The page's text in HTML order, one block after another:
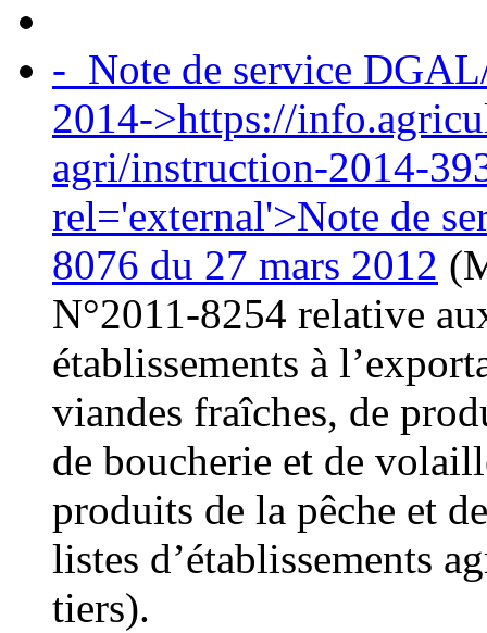
- Note de service
2014->https://
agri/instruction-2014-
rel='external'>Note de
8076 du 27 mars 2012
N°2011-8254 relative
établissements à
viandes fraîches, de
de boucherie et de
produits de la pêche et
listes d’établissements
tiers).